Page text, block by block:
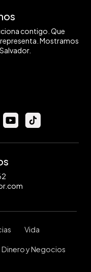
contigo. Que
Mostramos
Vida
Dinero y Negocios